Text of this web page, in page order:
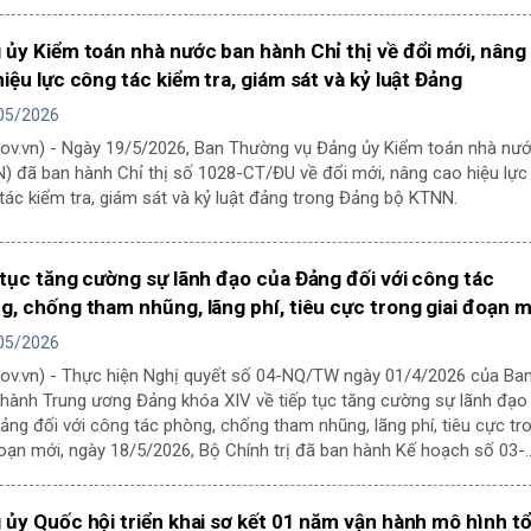
ủy Kiểm toán nhà nước ban hành Chỉ thị về đổi mới, nâng
lực công tác kiểm tra, giám sát và kỷ luật Đảng
2026
- Ngày 19/5/2026, Ban Thường vụ Đảng ủy Kiểm toán nhà
đã ban hành Chỉ thị số 1028-CT/ĐU về đổi mới, nâng cao hiệu lực
kiểm tra, giám sát và kỷ luật đảng trong Đảng bộ KTNN.
tăng cường sự lãnh đạo của Đảng đối với công tác
chống tham nhũng, lãng phí, tiêu cực trong giai đoạn
2026
- Thực hiện Nghị quyết số 04-NQ/TW ngày 01/4/2026 của Ban
Trung ương Đảng khóa XIV về tiếp tục tăng cường sự lãnh đạo
đối với công tác phòng, chống tham nhũng, lãng phí, tiêu cực
mới, ngày 18/5/2026, Bộ Chính trị đã ban hành Kế hoạch số 03-
ủy Quốc hội triển khai sơ kết 01 năm vận hành mô hình tổ